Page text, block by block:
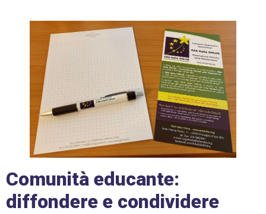
Comunità educante:
diffondere e condividere